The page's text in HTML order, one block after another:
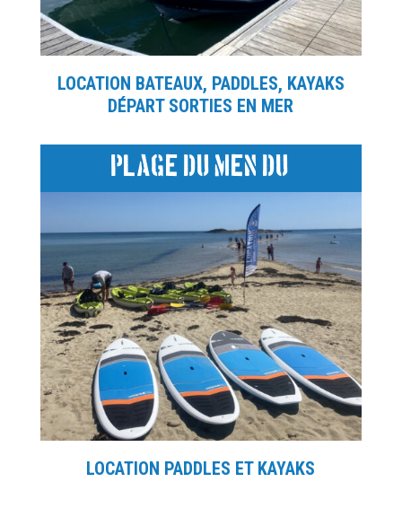
LOCATION BATEAUX, PADDLES, KAYAKS
DÉPART SORTIES EN MER
Plage du men du
LOCATION PADDLES ET KAYAKS